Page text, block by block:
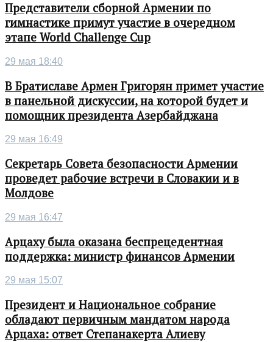
Представители сборной Армении по
гимнастике примут участие в очередном
этапе World Challenge Cup
29 мая 18:40
В Братиславе Армен Григорян примет участие
в панельной дискуссии, на которой будет и
помощник президента Азербайджана
29 мая 16:49
Секретарь Совета безопасности Армении
проведет рабочие встречи в Словакии и в
Молдове
29 мая 16:47
Арцаху была оказана беспрецедентная
поддержка: министр финансов Армении
29 мая 15:07
Президент и Национальное собрание
обладают первичным мандатом народа
Арцаха: ответ Степанакерта Алиеву